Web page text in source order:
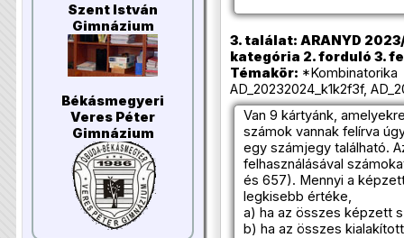
Szent István
Gimnázium
Békásmegyeri
Veres Péter
Gimnázium
3. találat: ARANYD
kategória 2. forduló 3.
Témakör:
AD_20232024_k1k2f3f,
Van 9 kártyánk,
számok vannak felírva
egy számjegy található.
felhasználásával
és 657). Mennyi a
legkisebb értéke,
a) ha az összes képzett
b) ha az összes